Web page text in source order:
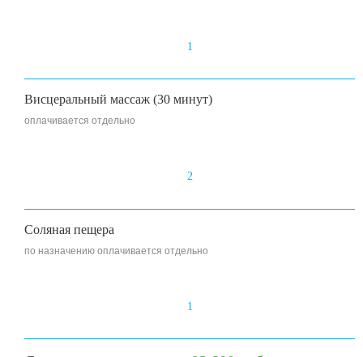
1
Висцеральный массаж (30 минут)
оплачивается отдельно
2
Соляная пещера
по назначению оплачивается отдельно
1